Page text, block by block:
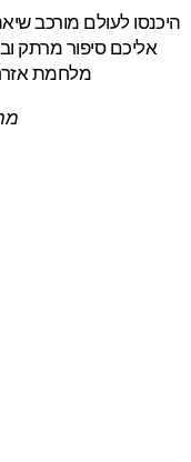
לעולם מורכב
סיפור מרתק
מלחמת